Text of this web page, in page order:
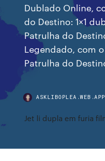
Dublado Online,
do Destino: 1×1
Patrulha do
Legendado, com
Patrulha do
ASKLIBOPLEA.WEB.APP
Jet li dupla em furia